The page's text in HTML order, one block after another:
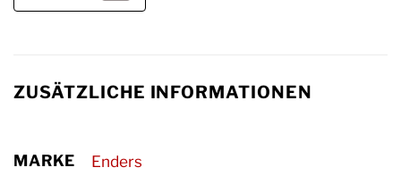
ZUSÄTZLICHE INFORMATIONEN
MARKE Enders